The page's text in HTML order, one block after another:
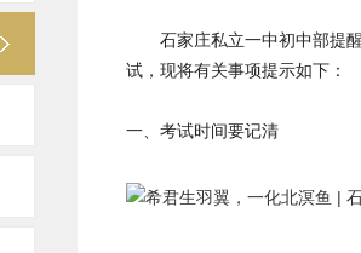
石家庄私立一中初中部提
试，现将有关事项提示如下：
一、考试时间要记清